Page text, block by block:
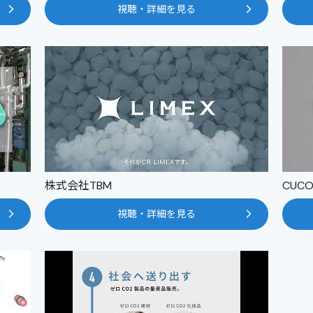
視聴・詳細を見る
株式会社TBM
視聴・詳細を見る